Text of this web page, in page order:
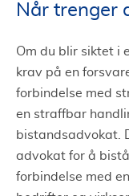
Når trenger
Om du blir siktet i
krav på en
forbindelse med
en straffbar
bistandsadvokat.
advokat for å
forbindelse med